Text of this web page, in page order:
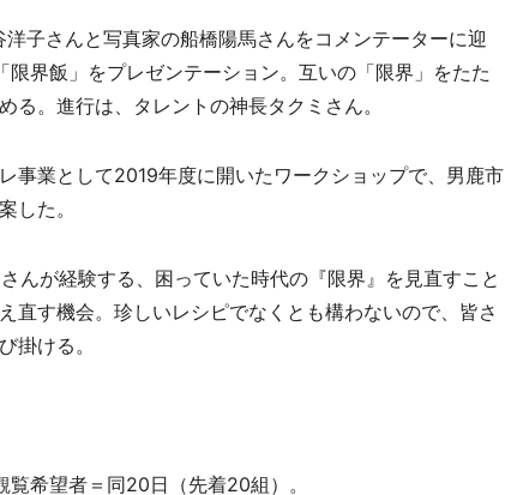
子さんと写真家の船橋陽馬さんをコメンテーターに迎
界飯」をプレゼンテーション。互いの「限界」をたた
る。進行は、タレントの神長タクミさん。
事業として2019年度に開いたワークショップで、男鹿市
した。
んが経験する、困っていた時代の『限界』を見直すこと
直す機会。珍しいレシピでなくとも構わないので、皆さ
掛ける。
希望者＝同20日（先着20組）。